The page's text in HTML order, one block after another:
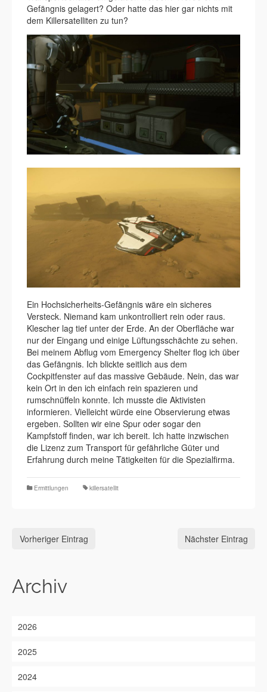
Gefängnis gelagert? Oder hatte das hier gar nichts mit
dem Killersatelliten zu tun?
Ein Hochsicherheits-Gefängnis wäre ein sicheres
Versteck. Niemand kam unkontrolliert rein oder raus.
Klescher lag tief unter der Erde. An der Oberfläche war
nur der Eingang und einige Lüftungsschächte zu sehen.
Bei meinem Abflug vom Emergency Shelter flog ich über
das Gefängnis. Ich blickte seitlich aus dem
Cockpitfenster auf das massive Gebäude. Nein, das war
kein Ort in den ich einfach rein spazieren und
rumschnüffeln konnte. Ich musste die Aktivisten
informieren. Vielleicht würde eine Observierung etwas
ergeben. Sollten wir eine Spur oder sogar den
Kampfstoff finden, war ich bereit. Ich hatte inzwischen
die Lizenz zum Transport für gefährliche Güter und
Erfahrung durch meine Tätigkeiten für die Spezialfirma.
Ermittlungen killersatellit
Vorheriger Eintrag Nächster Eintrag
Archiv
2026
2025
2024